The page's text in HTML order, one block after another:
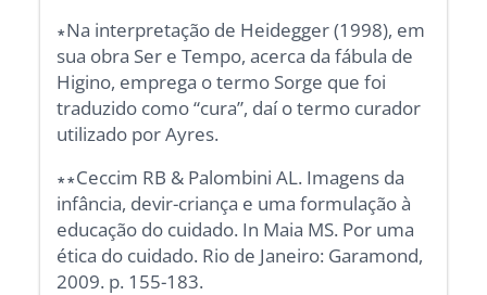
∗Na interpretação de Heidegger (1998), em
sua obra Ser e Tempo, acerca da fábula de
Higino, emprega o termo Sorge que foi
traduzido como “cura”, daí o termo curador
utilizado por Ayres.
∗∗Ceccim RB & Palombini AL. Imagens da
infância, devir-criança e uma formulação à
educação do cuidado. In Maia MS. Por uma
ética do cuidado. Rio de Janeiro: Garamond,
2009. p. 155-183.